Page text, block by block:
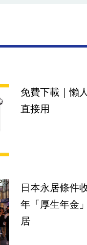
免費下載｜懶
直接用
日本永居條件
年「厚生年金
居